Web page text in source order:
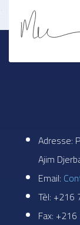
Adresse:
Ajim
Email:
Tèl: +216
Fax: